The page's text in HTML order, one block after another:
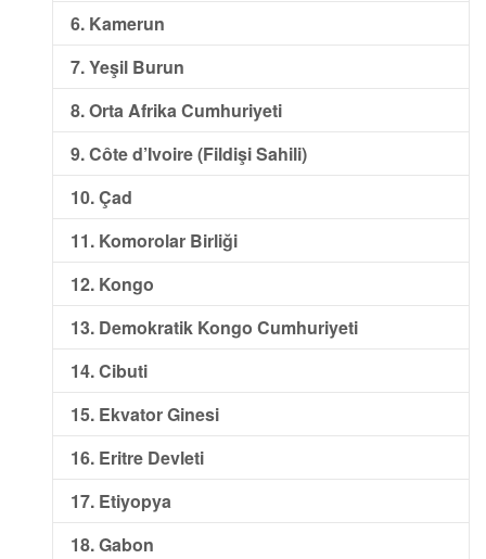
6. Kamerun
7. Yeşil Burun
8. Orta Afrika Cumhuriyeti
9. Côte d’Ivoire (Fildişi Sahili)
10. Çad
11. Komorolar Birliği
12. Kongo
13. Demokratik Kongo Cumhuriyeti
14. Cibuti
15. Ekvator Ginesi
16. Eritre Devleti
17. Etiyopya
18. Gabon